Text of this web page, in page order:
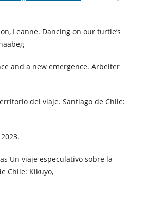
Leanne. Dancing on our turtle’s
and a new emergence. Arbeiter
del viaje. Santiago de Chile:
Un viaje especulativo sobre la
Chile: Kikuyo,